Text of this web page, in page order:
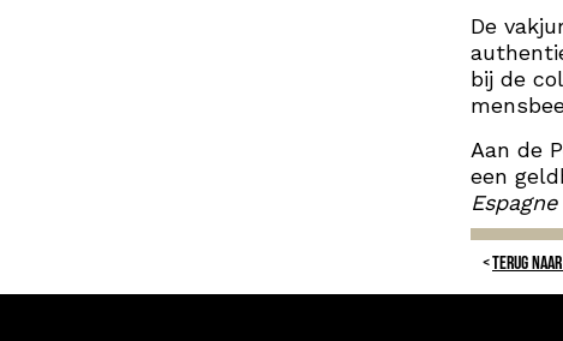
De
bij de
Aan de
een
Espagne
TERUG